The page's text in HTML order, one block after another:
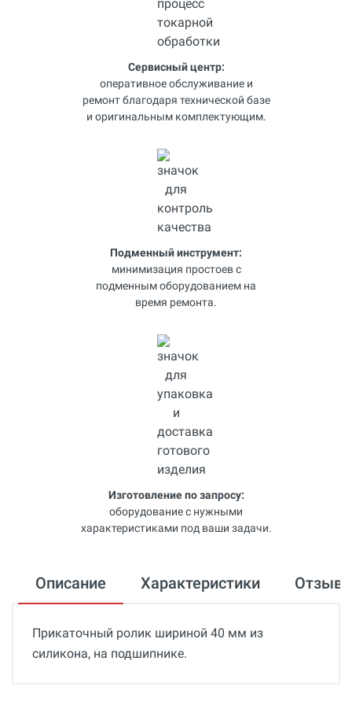
Сервисный центр:
оперативное обслуживание и
ремонт благодаря технической базе
и оригинальным комплектующим.
Подменный инструмент:
минимизация простоев с
подменным оборудованием на
время ремонта.
Изготовление по запросу:
оборудование с нужными
характеристиками под ваши задачи.
Описание Характеристики
Прикаточный ролик шириной 40 мм из
силикона, на подшипнике.